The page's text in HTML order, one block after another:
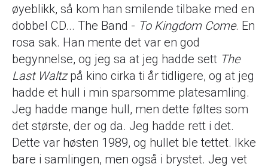
øyeblikk, så kom han smilende tilbake med en
dobbel CD... The Band - To Kingdom Come. En
rosa sak. Han mente det var en god
begynnelse, og jeg sa at jeg hadde sett The
Last Waltzpå kino cirka ti år tidligere, og at jeg
hadde et hull i min sparsomme platesamling.
Jeg hadde mange hull, men dette føltes som
det største, der og da. Jeg hadde rett i det.
Dette var høsten 1989, og hullet ble tettet. Ikke
bare i samlingen, men også i brystet. Jeg vet